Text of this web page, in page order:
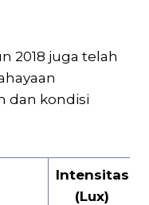
2018 juga telah
dan kondisi
Intensitas
(Lux)